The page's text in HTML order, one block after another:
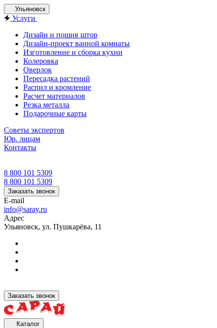
Ульяновск
Услуги
Дизайн и пошив штор
Дизайн-проект ванной комнаты
Изготовление и сборка кухни
Колеровка
Оверлок
Пересадка растений
Распил и кромление
Расчет материалов
Резка металла
Подарочные карты
Советы экспертов
Юр. лицам
Контакты
8 800 101 5309
8 800 101 5309
Заказать звонок
E-mail
info@saray.ru
Адрес
Ульяновск, ул. Пушкарёва, 11
Заказать звонок
Каталог